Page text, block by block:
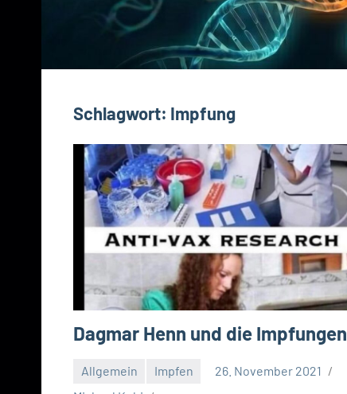
Schlagwort: Impfung
Dagmar Henn und die Impfungen
Allgemein Impfen
26. November 2021